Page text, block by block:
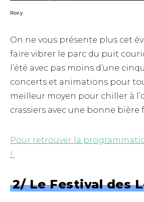
Roxy
On ne vous présente plus cet
faire vibrer le parc du puit
l’été avec pas moins d’une
concerts et animations pour
meilleur moyen pour chiller à
crassiers avec une bonne bière
Pour retrouver la
!
2/ Le Festival des